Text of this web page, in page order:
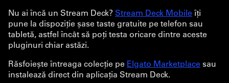
Nu ai încă un Stream Deck? Stream Deck Mobile îți
pune la dispoziție șase taste gratuite pe telefon sau
tabletă, astfel încât să poți testa oricare dintre aceste
pluginuri chiar astăzi.
Răsfoiește întreaga colecție pe Elgato Marketplace sau
instalează direct din aplicația Stream Deck.